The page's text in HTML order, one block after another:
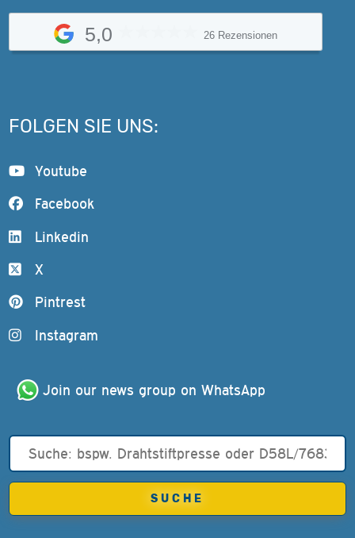
5,0 26 Rezensionen
FOLGEN SIE UNS:
Youtube
Facebook
Linkedin
X
Pintrest
Instagram
Join our news group on WhatsApp